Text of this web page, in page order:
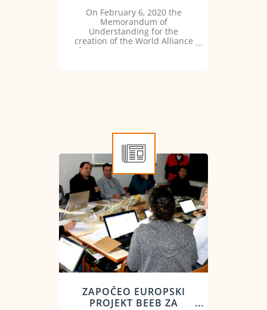
On February 6, 2020 the
Memorandum of
Understanding for the
creation of the World Alliance
for Organic Districts (GAOD)
ZAPOČEO EUROPSKI
PROJEKT BEEB ZA